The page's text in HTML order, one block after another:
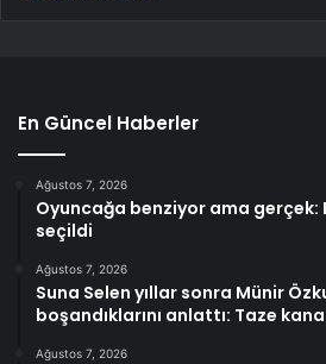
En Güncel Haberler
Ağustos 7, 2026
Oyuncağa benziyor ama gerçek:
seçildi
Ağustos 7, 2026
Suna Selen yıllar sonra Münir
boşandıklarını anlattı: Taze
Ağustos 7, 2026